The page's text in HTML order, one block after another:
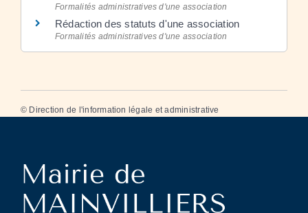
Formalités administratives d'une association
Rédaction des statuts d'une association
Formalités administratives d'une association
© Direction de l'information légale et administrative